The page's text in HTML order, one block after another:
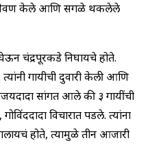
जेवण केले आणि सगळे थकलेले
चंद्रपूरकडे निघायचे होते.
गायीची दुवारी केली आणि
सांगत आले की ३ गायींची
विचारात पडले. त्यांना
होते, त्यामुळे तीन आजारी